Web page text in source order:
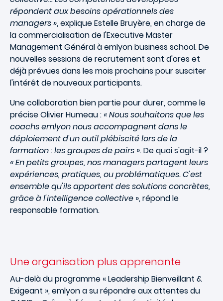
répondent aux besoins opérationnels des
managers », explique Estelle Bruyère, en charge de
la commercialisation de l'Executive Master
Management Général à emlyon business school. De
nouvelles sessions de recrutement sont d'ores et
déjà prévues dans les mois prochains pour susciter
l'intérêt de nouveaux participants.
Une collaboration bien partie pour durer, comme le
précise Olivier Humeau :« Nous souhaitons que les
coachs emlyon nous accompagnent dans le
déploiement d'un outil plébiscité lors de la
formation : les groupes de pairs ». De quoi s'agit-il ?
« En petits groupes, nos managers partagent leurs
expériences, pratiques, ou problématiques. C'est
ensemble qu'ils apportent des solutions concrètes,
grâce à l'intelligence collective », répond le
responsable formation.
Une organisation plus apprenante
Au-delà du programme « Leadership Bienveillant &
Exigeant », emlyon a su répondre aux attentes du